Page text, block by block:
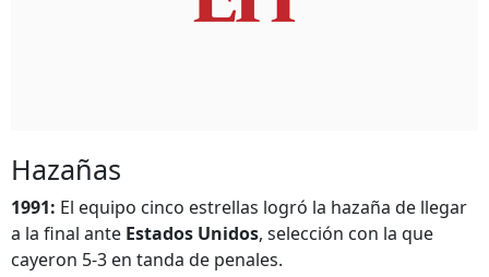
Hazañas
1991: El equipo cinco estrellas logró la hazaña de llegar
a la final ante Estados Unidos, selección con la que
cayeron 5-3 en tanda de penales.